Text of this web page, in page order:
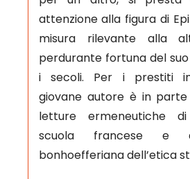
attenzione alla figura di
misura rilevante alla
perdurante fortuna del
i secoli. Per i prestiti
giovane autore è in
letture ermeneutiche
scuola francese e
bonhoefferiana dell’etica